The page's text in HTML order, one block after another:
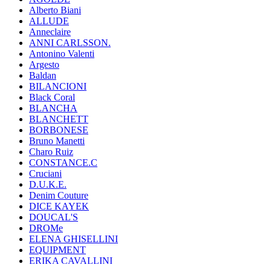
Alberto Biani
ALLUDE
Anneclaire
ANNI CARLSSON.
Antonino Valenti
Argesto
Baldan
BILANCIONI
Black Coral
BLANCHA
BLANCHETT
BORBONESE
Bruno Manetti
Charo Ruiz
CONSTANCE.C
Cruciani
D.U.K.E.
Denim Couture
DICE KAYEK
DOUCAL'S
DROMe
ELENA GHISELLINI
EQUIPMENT
ERIKA CAVALLINI